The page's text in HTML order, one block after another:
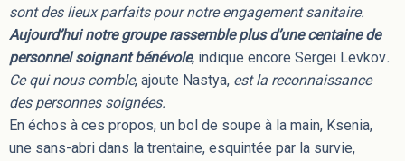
sont des lieux parfaits pour notre engagement sanitaire.
Aujourd’hui notre groupe rassemble plus d’une centaine de
personnel soignant bénévole, indique encore Sergei Levkov.
Ce qui nous comble, ajoute Nastya, est la reconnaissance
des personnes soignées.
En échos à ces propos, un bol de soupe à la main, Ksenia,
une sans-abri dans la trentaine, esquintée par la survie,